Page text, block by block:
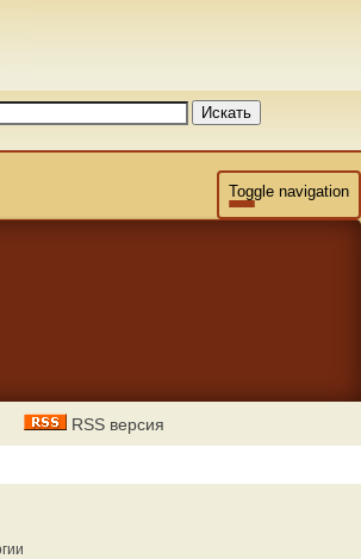
Искать
Toggle navigation
RSS версия